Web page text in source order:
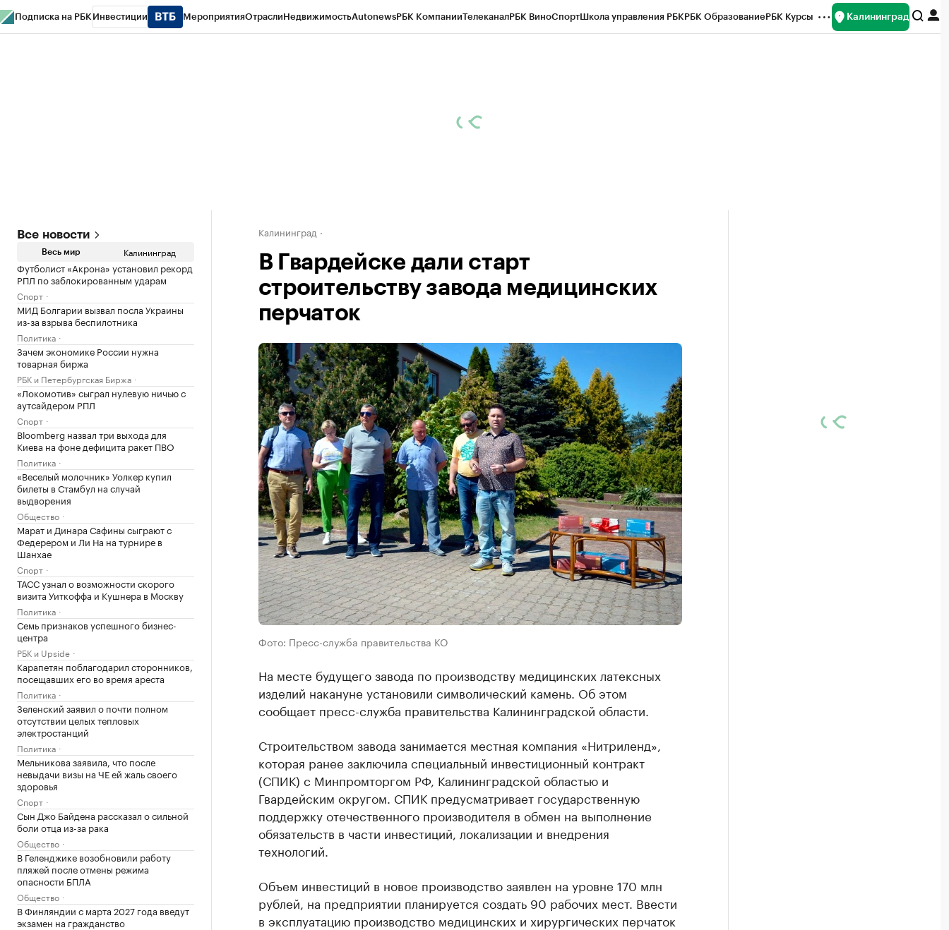
Подписка на РБК Инвестиции МероприятияОтраслиНедвижимостьAutonewsРБК КомпанииТелеканалРБК ВиноСпортШкола управления РБКРБК ОбразованиеРБК Курсы Калининград
Все новости
Весь мир Калининград
Футболист «Акрона» установил рекорд
РПЛ по заблокированным ударам
Спорт
МИД Болгарии вызвал посла Украины
из-за взрыва беспилотника
Политика
Зачем экономике России нужна
товарная биржа
РБК и Петербургская Биржа
«Локомотив» сыграл нулевую ничью с
аутсайдером РПЛ
Спорт
Bloomberg назвал три выхода для
Киева на фоне дефицита ракет ПВО
Политика
«Веселый молочник» Уолкер купил
билеты в Стамбул на случай
выдворения
Общество
Марат и Динара Сафины сыграют с
Федерером и Ли На на турнире в
Шанхае
Спорт
ТАСС узнал о возможности скорого
визита Уиткоффа и Кушнера в Москву
Политика
Семь признаков успешного бизнес-
центра
РБК и Upside
Карапетян поблагодарил сторонников,
посещавших его во время ареста
Политика
Зеленский заявил о почти полном
отсутствии целых тепловых
электростанций
Политика
Мельникова заявила, что после
невыдачи визы на ЧЕ ей жаль своего
здоровья
Спорт
Сын Джо Байдена рассказал о сильной
боли отца из-за рака
Общество
В Геленджике возобновили работу
пляжей после отмены режима
опасности БПЛА
Общество
В Финляндии с марта 2027 года введут
экзамен на гражданство
Калининград
В Гвардейске дали старт
строительству завода медицинских
перчаток
Фото: Пресс-служба правительства КО
На месте будущего завода по производству медицинских латексных
изделий накануне установили символический камень. Об этом
сообщает пресс-служба правительства Калининградской области.
Строительством завода занимается местная компания «Нитриленд»,
которая ранее заключила специальный инвестиционный контракт
(СПИК) с Минпромторгом РФ, Калининградской областью и
Гвардейским округом. СПИК предусматривает государственную
поддержку отечественного производителя в обмен на выполнение
обязательств в части инвестиций, локализации и внедрения
технологий.
Объем инвестиций в новое производство заявлен на уровне 170 млн
рублей, на предприятии планируется создать 90 рабочих мест. Ввести
в эксплуатацию производство медицинских и хирургических перчаток